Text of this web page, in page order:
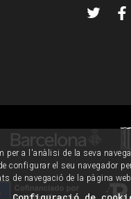
a l'anàlisi de la seva
configurar el seu navegador
de navegació de la pàgina